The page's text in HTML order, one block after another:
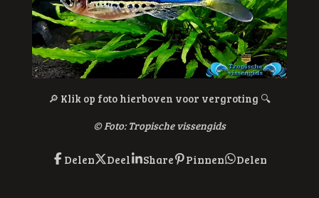
🔎 Klik op foto hierboven voor vergroting 🔍
© Foto:Tropische vissengids
Delen Deel Share Pinnen Delen